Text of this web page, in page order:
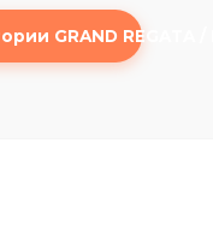
GRAND REGATA